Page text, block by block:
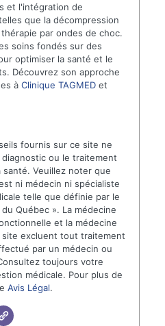
et l'intégration de
que la décompression
par ondes de choc.
soins fondés sur des
optimiser la santé et le
Découvrez son approche
àClinique TAGMED et
fournis sur ce site ne
ou le traitement
Veuillez noter que
ni médecin ni spécialiste
telle que définie par le
Québec ». La médecine
et la médecine
excluent tout traitement
par un médecin ou
toujours votre
médicale. Pour plus de
Avis Légal.